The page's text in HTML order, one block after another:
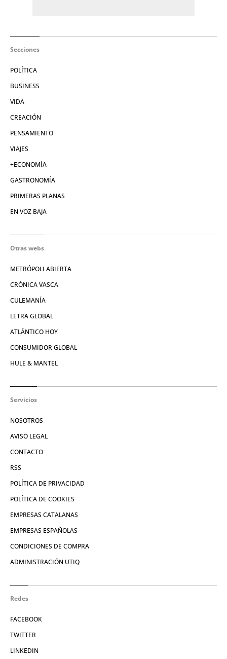
Secciones
POLÍTICA
BUSINESS
VIDA
CREACIÓN
PENSAMIENTO
VIAJES
+ECONOMÍA
GASTRONOMÍA
PRIMERAS PLANAS
EN VOZ BAJA
Otras webs
METRÓPOLI ABIERTA
CRÓNICA VASCA
CULEMANÍA
LETRA GLOBAL
ATLÁNTICO HOY
CONSUMIDOR GLOBAL
HULE & MANTEL
Servicios
NOSOTROS
AVISO LEGAL
CONTACTO
RSS
POLÍTICA DE PRIVACIDAD
POLÍTICA DE COOKIES
EMPRESAS CATALANAS
EMPRESAS ESPAÑOLAS
CONDICIONES DE COMPRA
ADMINISTRACIÓN UTIQ
Redes
FACEBOOK
TWITTER
LINKEDIN